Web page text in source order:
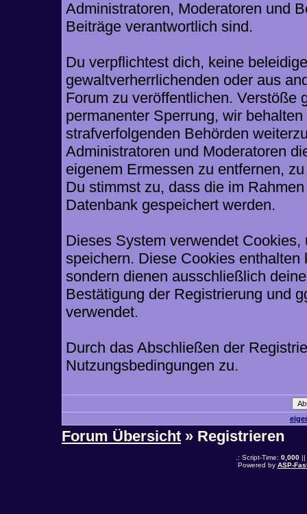
Administratoren, Moderatoren und
Beiträge verantwortlich sind.
Du verpflichtest dich, keine
gewaltverherrlichenden oder aus
Forum zu veröffentlichen. Verstöße
permanenter Sperrung, wir
strafverfolgenden Behörden
Administratoren und Moderatoren
eigenem Ermessen zu entfernen,
Du stimmst zu, dass die im
Datenbank gespeichert werden.
Dieses System verwendet
speichern. Diese Cookies
sondern dienen ausschließlich
Bestätigung der Registrierung und
verwendet.
Durch das Abschließen der
Nutzungsbedingungen zu.
Forum Übersicht » Registrieren
.: Script-Time: 0,000||
Powered by ASP-